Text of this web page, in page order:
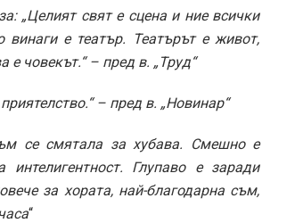
„Целият свят е сцена и ние всички
винаги е театър. Театърът е живот,
човекът.“ – пред в. „Труд“
– пред в. „Новинар“
се смятала за хубава. Смешно е
Глупаво е заради
за хората, най-благодарна съм,
“